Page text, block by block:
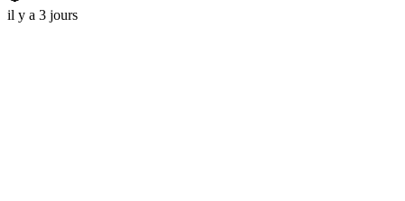
il y a 3 jours